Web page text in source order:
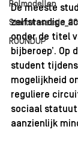
Rolmodellen
ROUNDUP
De meeste
zelfstandige
onder de titel
bijberoep’. Op
student
mogelijkheid
reguliere
sociaal
aanzienlijk